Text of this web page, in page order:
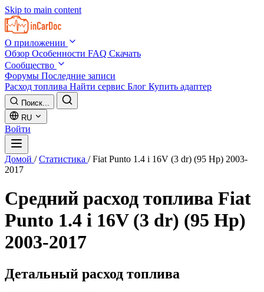
Skip to main content
О приложении
Обзор Особенности FAQ Скачать
Сообщество
Форумы Последние записи
Расход топлива Найти сервис Блог Купить адаптер
Поиск...
RU
Войти
Домой / Статистика / Fiat Punto 1.4 i 16V (3 dr) (95 Hp) 2003-
2017
Средний расход топлива Fiat
Punto 1.4 i 16V (3 dr) (95 Hp)
2003-2017
Детальный расход топлива